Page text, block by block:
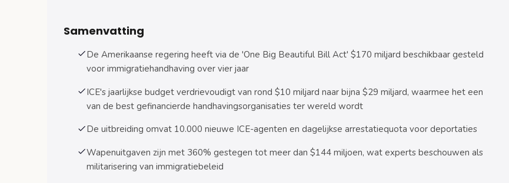
Nederlandse zorgen over Amerikaanse precedentwerking
Gevolgen voor NAVO-samenwerking
Economische en sociale gevolgen van budgetverdrievoudiging
Arbeidsmarkteffecten en economische kosten
Maatschappelijke polarisatie en gemeenschapseffecten
Samenvatting
De Amerikaanse regering heeft via de 'One Big Beautiful Bill Act' $170 miljard beschikbaar gesteld
voor immigratiehandhaving over vier jaar
ICE's jaarlijkse budget verdrievoudigt van rond $10 miljard naar bijna $29 miljard, waarmee het een
van de best gefinancierde handhavingsorganisaties ter wereld wordt
De uitbreiding omvat 10.000 nieuwe ICE-agenten en dagelijkse arrestatiequota voor deportaties
Wapenuitgaven zijn met 360% gestegen tot meer dan $144 miljoen, wat experts beschouwen als
militarisering van immigratiebeleid